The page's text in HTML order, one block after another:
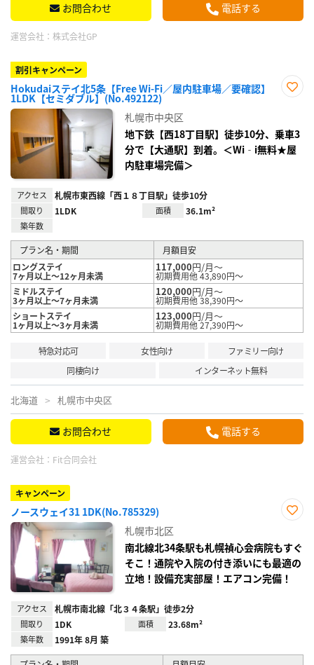
お問合わせ 電話する
運営会社： 株式会社GP
割引キャンペーン
Hokudaiステイ北5条【Free Wi-Fi／屋内駐車場／要確認】
1LDK【セミダブル】(No.492122)
録
札幌市中央区
地下鉄【西18丁目駅】徒歩10分、乗車3
分で【大通駅】到着。＜Wi‐i無料★屋
内駐車場完備＞
アクセス 札幌市東西線「西１８丁目駅」徒歩10分
間取り 1LDK 面積 36.1m²
築年数
プラン名・期間
月額目安
ロングステイ
7ヶ月以上～12ヶ月未満
117,000円/月～
初期費用他 43,890円～
ミドルステイ
3ヶ月以上～7ヶ月未満
120,000円/月～
初期費用他 38,390円～
ショートステイ
1ヶ月以上～3ヶ月未満
123,000円/月～
初期費用他 27,390円～
特急対応可 女性向け
ファミリー向け
同棲向け
インターネット無料
北海道 札幌市中央区
お問合わせ 電話する
運営会社： Fit合同会社
キャンペーン
ノースウェイ31 1DK(No.785329)
り登
録
札幌市北区
南北線北34条駅も札幌禎心会病院もすぐ
そこ！通院や入院の付き添いにも最適の
立地！設備充実部屋！エアコン完備！
アクセス 札幌市南北線「北３４条駅」徒歩2分
間取り 1DK 面積 23.68m²
築年数 1991年 8月 築